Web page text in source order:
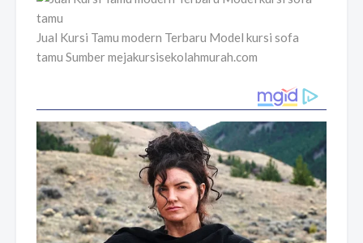
Jual Kursi Tamu modern Terbaru Model kursi sofa
tamu Sumber mejakursisekolahmurah.com